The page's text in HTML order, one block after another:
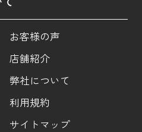
お客様の声
店舗紹介
弊社について
利用規約
サイトマップ